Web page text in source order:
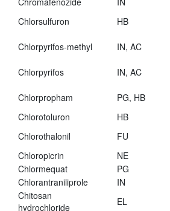
Chlorsulfuron
HB
Chlorpyrifos-methyl
IN, AC
Chlorpyrifos
IN, AC
Chlorpropham
PG, HB
Chlorotoluron
HB
Chlorothalonil
FU
Chloropicrin
NE
Chlormequat
PG
Chlorantraniliprole
IN
Chitosan
hydrochloride
EL